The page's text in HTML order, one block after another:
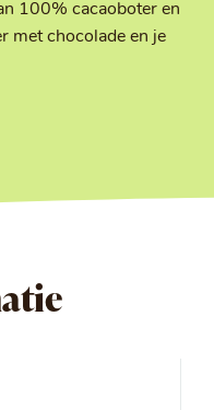
100% cacaoboter en
met chocolade en je